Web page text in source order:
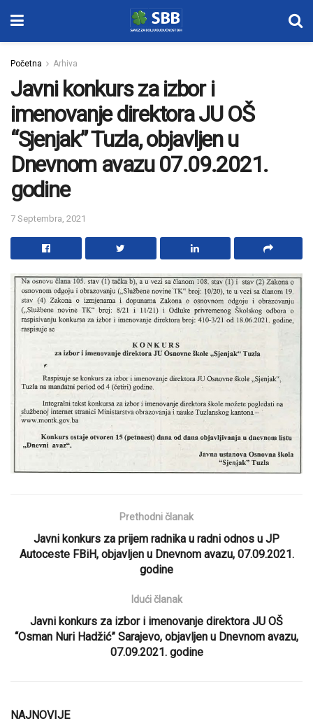
Početna Arhiva
Javni konkurs za izbor i
imenovanje direktora JU OŠ
“Sjenjak” Tuzla, objavljen u
Dnevnom avazu 07.09.2021.
godine
7 Septembra, 2021
Prethodni članak
Javni konkurs za prijem radnika u radni odnos u JP
Autoceste FBiH, objavljen u Dnevnom avazu, 07.09.2021.
godine
Idući članak
Javni konkurs za izbor i imenovanje direktora JU OŠ
“Osman Nuri Hadžić” Sarajevo, objavljen u Dnevnom avazu,
07.09.2021. godine
NAJNOVIJE